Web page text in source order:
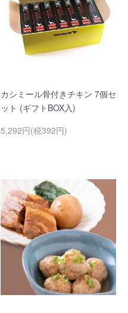
カシミール骨付きチキン 7個セ
ット (ギフトBOX入)
5,292円(税392円)